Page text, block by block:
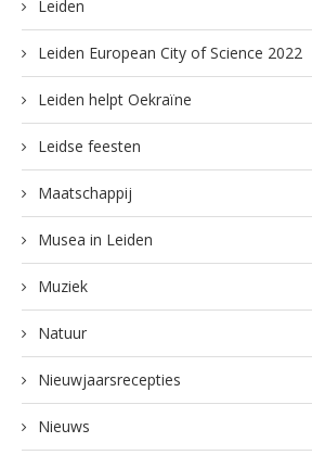
Leiden
Leiden European City of Science 2022
Leiden helpt Oekraïne
Leidse feesten
Maatschappij
Musea in Leiden
Muziek
Natuur
Nieuwjaarsrecepties
Nieuws